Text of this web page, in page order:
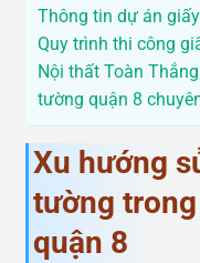
Thông tin dự án
Quy trình thi công
Nội thất Toàn
tường quận 8
Xu hướng
tường
quận 8